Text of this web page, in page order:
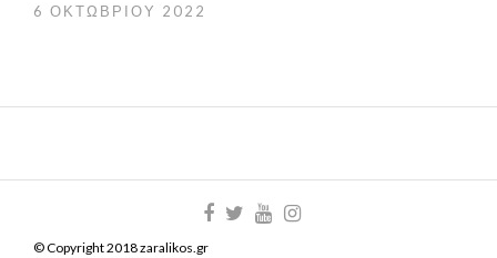
6 ΟΚΤΩΒΡΊΟΥ 2022
© Copyright 2018 zaralikos.gr